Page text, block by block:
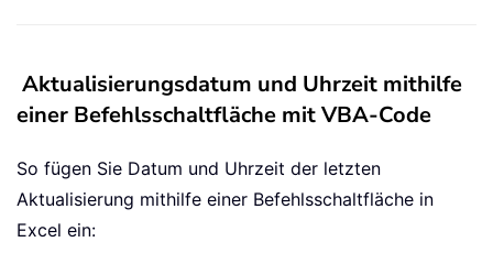
Aktualisierungsdatum und Uhrzeit mithilfe
einer Befehlsschaltfläche mit VBA-Code
So fügen Sie Datum und Uhrzeit der letzten
Aktualisierung mithilfe einer Befehlsschaltfläche in
Excel ein: